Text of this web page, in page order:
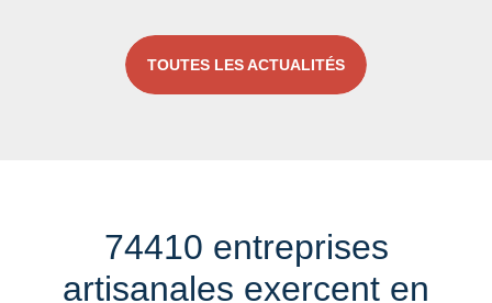
TOUTES LES ACTUALITÉS
74410 entreprises
artisanales exercent en